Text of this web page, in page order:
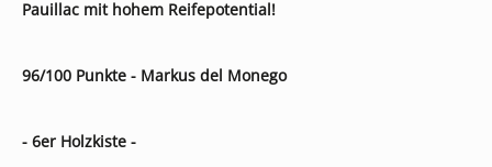
Pauillac mit hohem Reifepotential!
96/100 Punkte - Markus del Monego
- 6er Holzkiste -